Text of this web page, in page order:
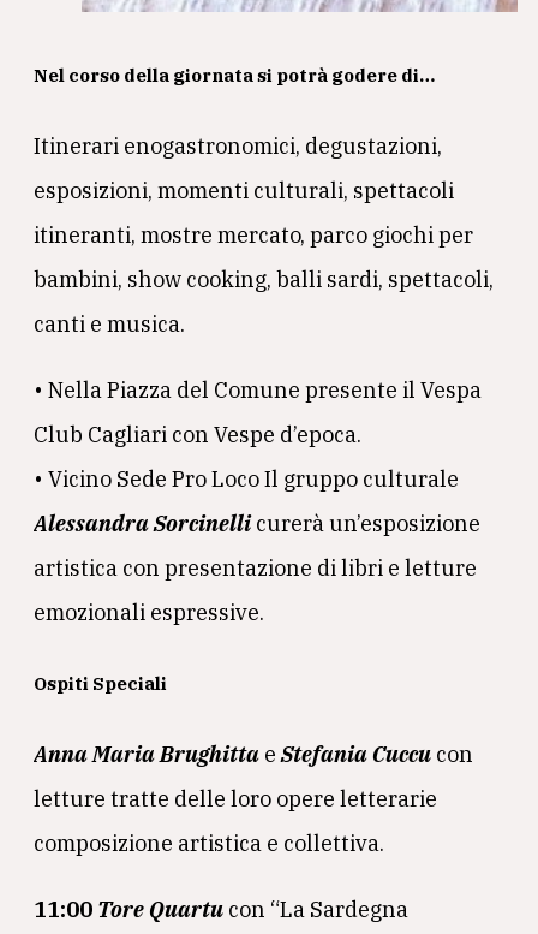
Nel corso della giornata si potrà godere di…
Itinerari enogastronomici, degustazioni,
esposizioni, momenti culturali, spettacoli
itineranti, mostre mercato, parco giochi per
bambini, show cooking, balli sardi, spettacoli,
canti e musica.
• Nella Piazza del Comune presente il Vespa
Club Cagliari con Vespe d’epoca.
• Vicino Sede Pro Loco Il gruppo culturale
Alessandra Sorcinelli curerà un’esposizione
artistica con presentazione di libri e letture
emozionali espressive.
Ospiti Speciali
Anna Maria Brughitta eStefania Cuccu con
letture tratte delle loro opere letterarie
composizione artistica e collettiva.
11:00 Tore Quartu con “La Sardegna